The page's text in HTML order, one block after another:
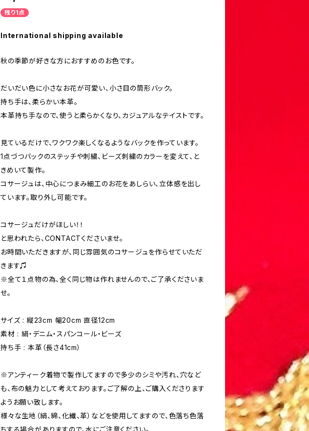
残り1点
International shipping available
秋の季節が好きな方におすすめのお色です。
だいだい色に小さなお花が可愛い、小さ目の筒形バック。
持ち手は、柔らかい本革。
本革持ち手なので、使うと柔らかくなり、カジュアルなテイストです。
見ているだけで、ワクワク楽しくなるようなバックを作っています。
1点づつバックのステッチや刺繍、ビーズ刺繍のカラーを変えて、と
きめいて製作。
コサージュは、中心につまみ細工のお花をあしらい、立体感を出し
ています。取り外し可能です。
コサージュだけがほしい！！
と思われたら、CONTACTくださいませ。
お時間いただきますが、同じ雰囲気のコサージュを作らせていただ
きます♫
※全て１点物の為、全く同じ物は作れませんので、ご了承くださいま
せ。
サイズ : 縦23cm 幅20cm 直径12cm
素材 : 絹・デニム・スパンコール・ビーズ
持ち手 : 本革（長さ41cm）
※アンティーク着物で製作してますので多少のシミや汚れ、穴など
も、布の魅力として考えております。ご了解の上、ご購入くださります
ようお願い致します。
様々な生地（絹、綿、化繊、革）などを使用してますので、色落ち色落
ちする場合がありますので、水にご注意ください。